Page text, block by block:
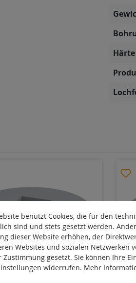
Härte
benutzt Cookies, die für den
sind und stets gesetzt werden.
dieser Website erhöhen, der
Websites und sozialen Netzwerken
Zustimmung gesetzt. Sie können Ihre
widerrufen. Mehr